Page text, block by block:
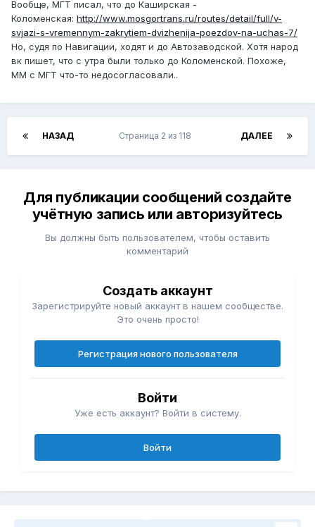
Вообще, МГТ писал, что до Каширская -
Коломенская: http://www.mosgortrans.ru/routes/detail/full/v-
svjazi-s-vremennym-zakrytiem-dvizhenija-poezdov-na-uchas-7/
Но, судя по Навигации, ходят и до Автозаводской. Хотя народ
вк пишет, что с утра были только до Коломенской. Похоже,
ММ с МГТ что-то недосогласовали..
НАЗАД ДАЛЕЕ
Страница 2 из 118
Для публикации сообщений создайте
учётную запись или авторизуйтесь
Вы должны быть пользователем, чтобы оставить
комментарий
Создать аккаунт
Зарегистрируйте новый аккаунт в нашем сообществе.
Это очень просто!
Регистрация нового пользователя
Войти
Уже есть аккаунт? Войти в систему.
Войти